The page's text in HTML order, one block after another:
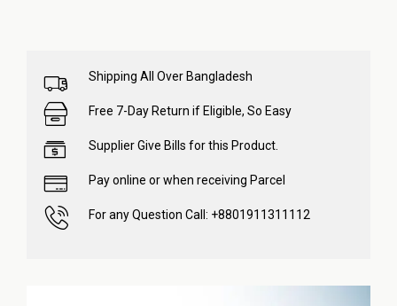
Shipping All Over Bangladesh
Free 7-Day Return if Eligible, So Easy
Supplier Give Bills for this Product.
Pay online or when receiving Parcel
For any Question Call: +8801911311112